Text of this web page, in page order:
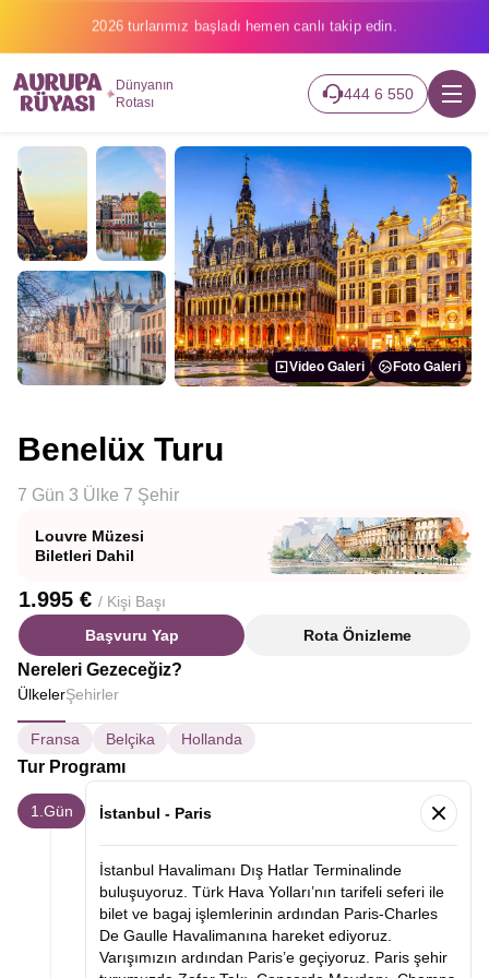
2026 turlarımız başladı hemen canlı takip edin.
Dünyanın
Rotası
444 6 550
Video Galeri Foto Galeri
Benelüx Turu
7 Gün 3 Ülke 7 Şehir
Louvre Müzesi
Biletleri Dahil
1.995 € / Kişi Başı
Başvuru Yap
Rota Önizleme
Nereleri Gezeceğiz?
ÜlkelerŞehirler
Fransa Belçika Hollanda
Tur Programı
1.Gün İstanbul - Paris
İstanbul Havalimanı Dış Hatlar Terminalinde
buluşuyoruz. Türk Hava Yolları’nın tarifeli seferi ile
bilet ve bagaj işlemlerinin ardından Paris-Charles
De Gaulle Havalimanına hareket ediyoruz.
Varışımızın ardından Paris’e geçiyoruz. Paris şehir